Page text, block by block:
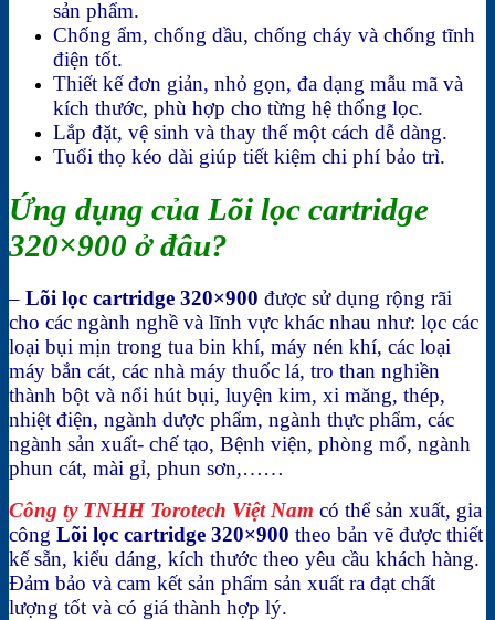
sản phẩm.
Chống ẩm, chống dầu, chống cháy và chống tĩnh
điện tốt.
Thiết kế đơn giản, nhỏ gọn, đa dạng mẫu mã và
kích thước, phù hợp cho từng hệ thống lọc.
Lắp đặt, vệ sinh và thay thế một cách dễ dàng.
Tuổi thọ kéo dài giúp tiết kiệm chi phí bảo trì​.
Ứng dụng của Lõi lọc cartridge
320×900 ở đâu?
– Lõi lọc cartridge 320×900 được sử dụng rộng rãi
cho các ngành nghề và lĩnh vực khác nhau như: lọc các
loại bụi mịn trong tua bin khí, máy nén khí, các loại
máy bắn cát, các nhà máy thuốc lá, tro than nghiền
thành bột và nổi hút bụi, luyện kim, xi măng, thép,
nhiệt điện, ngành dược phẩm, ngành thực phẩm, các
ngành sản xuất- chế tạo, Bệnh viện, phòng mổ, ngành
phun cát, mài gỉ, phun sơn,……
Công ty TNHH Torotech Việt Nam có thể sản xuất, gia
công Lõi lọc cartridge 320×900 theo bản vẽ được thiết
kế sẵn, kiểu dáng, kích thước theo yêu cầu khách hàng.
Đảm bảo và cam kết sản phẩm sản xuất ra đạt chất
lượng tốt và có giá thành hợp lý.